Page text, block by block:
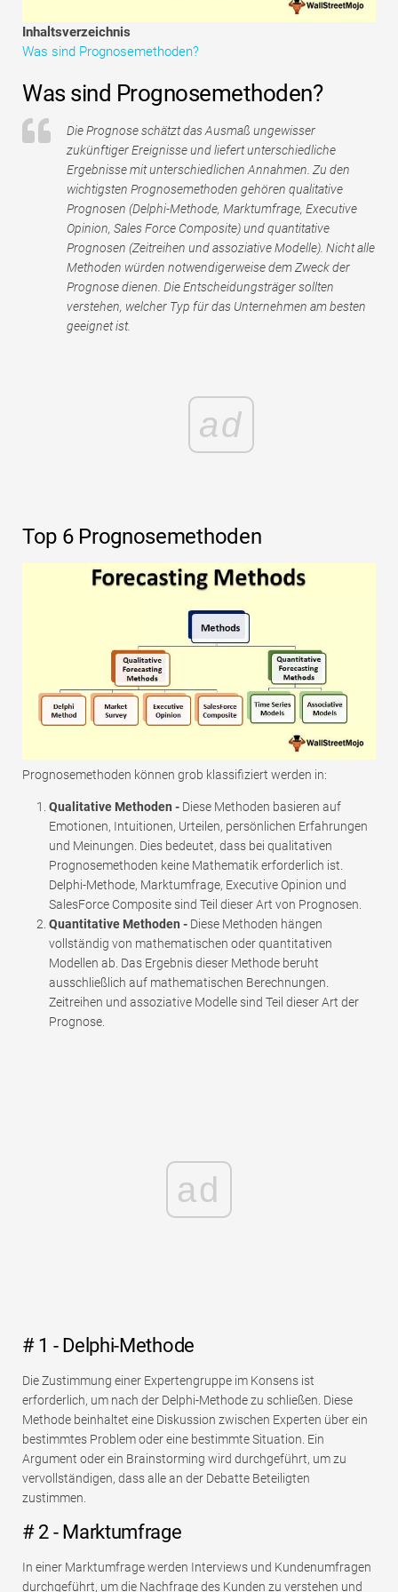
Vollständige Form
Risikomanagement-Tutorials
Inhaltsverzeichnis
Was sind Prognosemethoden?
Was sind Prognosemethoden?
Die Prognose schätzt das Ausmaß ungewisser
zukünftiger Ereignisse und liefert unterschiedliche
Ergebnisse mit unterschiedlichen Annahmen. Zu den
wichtigsten Prognosemethoden gehören qualitative
Prognosen (Delphi-Methode, Marktumfrage, Executive
Opinion, Sales Force Composite) und quantitative
Prognosen (Zeitreihen und assoziative Modelle). Nicht alle
Methoden würden notwendigerweise dem Zweck der
Prognose dienen. Die Entscheidungsträger sollten
verstehen, welcher Typ für das Unternehmen am besten
geeignet ist.
ad
Top 6 Prognosemethoden
Prognosemethoden können grob klassifiziert werden in:
Qualitative Methoden - Diese Methoden basieren auf
Emotionen, Intuitionen, Urteilen, persönlichen Erfahrungen
und Meinungen. Dies bedeutet, dass bei qualitativen
Prognosemethoden keine Mathematik erforderlich ist.
Delphi-Methode, Marktumfrage, Executive Opinion und
SalesForce Composite sind Teil dieser Art von Prognosen.
Quantitative Methoden - Diese Methoden hängen
vollständig von mathematischen oder quantitativen
Modellen ab. Das Ergebnis dieser Methode beruht
ausschließlich auf mathematischen Berechnungen.
Zeitreihen und assoziative Modelle sind Teil dieser Art der
Prognose.
ad
# 1 - Delphi-Methode
Die Zustimmung einer Expertengruppe im Konsens ist
erforderlich, um nach der Delphi-Methode zu schließen. Diese
Methode beinhaltet eine Diskussion zwischen Experten über ein
bestimmtes Problem oder eine bestimmte Situation. Ein
Argument oder ein Brainstorming wird durchgeführt, um zu
vervollständigen, dass alle an der Debatte Beteiligten
zustimmen.
# 2 - Marktumfrage
In einer Marktumfrage werden Interviews und Kundenumfragen
durchgeführt, um die Nachfrage des Kunden zu verstehen und